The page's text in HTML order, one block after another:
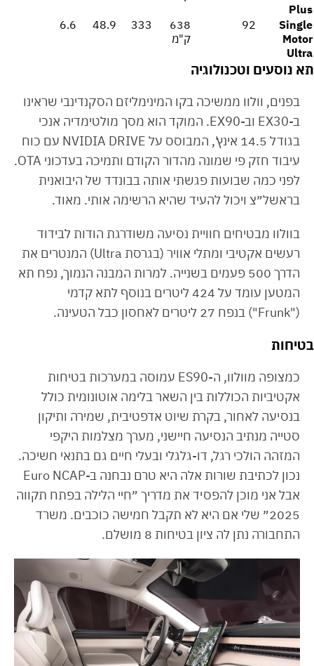
Plus
Single
Motor
Ultra
92
638
ק"מ
333
48.9
6.6
תא נוסעים וטכנולוגיה
בפנים, וולוו ממשיכה בקו המינימליזם הסקנדינבי שראינו
ב-EX30 וב-EX90. המוקד הוא מסך מולטימדיה אנכי
בגודל 14.5 אינץ', המבוסס על NVIDIA DRIVE עם כוח
עיבוד חזק פי שמונה מהדור הקודם ותמיכה בעדכוני OTA.
לפני כמה שבועות פגשתי אותה בבונדד של היבואנית
בראשל״צ ויכול להעיד שהיא הרשימה אותי. מאוד.
בוולוו מבטיחים חוויית נסיעה משודרגת הודות לבידוד
רעשים אקטיבי ומתלי אוויר (בגרסת Ultra) המנטרים את
הדרך 500 פעמים בשנייה. למרות המבנה הנמוך, נפח תא
המטען עומד על 424 ליטרים בנוסף לתא קדמי
("Frunk") בנפח 27 ליטרים לאחסון כבל הטעינה.
בטיחות
כמצופה מוולוו, ה-ES90 עמוסה במערכות בטיחות
אקטיביות הכוללות בין השאר בלימה אוטונומית כולל
בנסיעה לאחור, בקרת שיוט אדפטיבית, שמירה ותיקון
סטייה מנתיב הנסיעה חיישני, מערך מצלמות היקפי
המזהה הולכי רגל, דו-גלגלי ובעלי חיים גם בתנאי חשיכה.
נכון לכתיבת שורות אלה היא טרם נבחנה ב-Euro NCAP
אבל אני מוכן להפסיד את מדריך ״חיי הלילה בפתח תקווה
2025״ שלי אם היא לא תקבל חמישה כוכבים. משרד
התחבורה נתן לה ציון בטיחות 8 מושלם.